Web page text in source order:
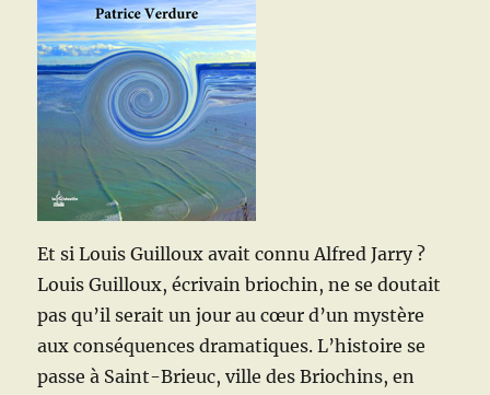
Et si Louis Guilloux avait connu Alfred Jarry ?
Louis Guilloux, écrivain briochin, ne se doutait
pas qu’il serait un jour au cœur d’un mystère
aux conséquences dramatiques.L’histoire se
passe à Saint-Brieuc, ville des Briochins, en